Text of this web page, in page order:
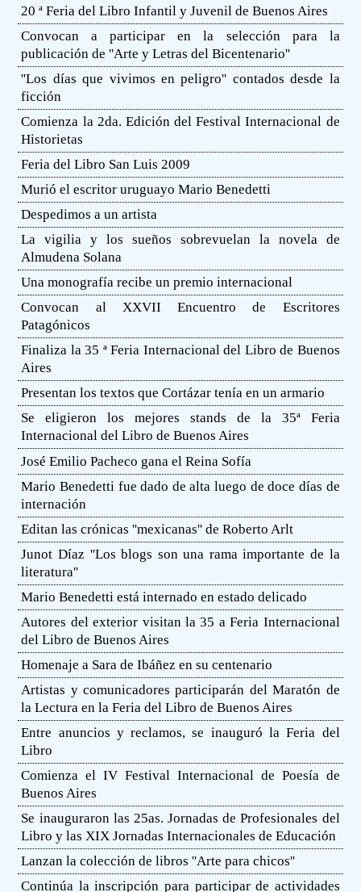
20 ª Feria del Libro Infantil y Juvenil de Buenos Aires
Convocan a participar en la selección para la
publicación de ''Arte y Letras del Bicentenario''
''Los días que vivimos en peligro'' contados desde la
ficción
Comienza la 2da. Edición del Festival Internacional de
Historietas
Feria del Libro San Luis 2009
Murió el escritor uruguayo Mario Benedetti
Despedimos a un artista
La vigilia y los sueños sobrevuelan la novela de
Almudena Solana
Una monografía recibe un premio internacional
Convocan al XXVII Encuentro de Escritores
Patagónicos
Finaliza la 35 ª Feria Internacional del Libro de Buenos
Aires
Presentan los textos que Cortázar tenía en un armario
Se eligieron los mejores stands de la 35ª Feria
Internacional del Libro de Buenos Aires
José Emilio Pacheco gana el Reina Sofía
Mario Benedetti fue dado de alta luego de doce días de
internación
Editan las crónicas ''mexicanas'' de Roberto Arlt
Junot Díaz ''Los blogs son una rama importante de la
literatura''
Mario Benedetti está internado en estado delicado
Autores del exterior visitan la 35 a Feria Internacional
del Libro de Buenos Aires
Homenaje a Sara de Ibáñez en su centenario
Artistas y comunicadores participarán del Maratón de
la Lectura en la Feria del Libro de Buenos Aires
Entre anuncios y reclamos, se inauguró la Feria del
Libro
Comienza el IV Festival Internacional de Poesía de
Buenos Aires
Se inauguraron las 25as. Jornadas de Profesionales del
Libro y las XIX Jornadas Internacionales de Educación
Lanzan la colección de libros ''Arte para chicos''
Continúa la inscripción para participar de actividades